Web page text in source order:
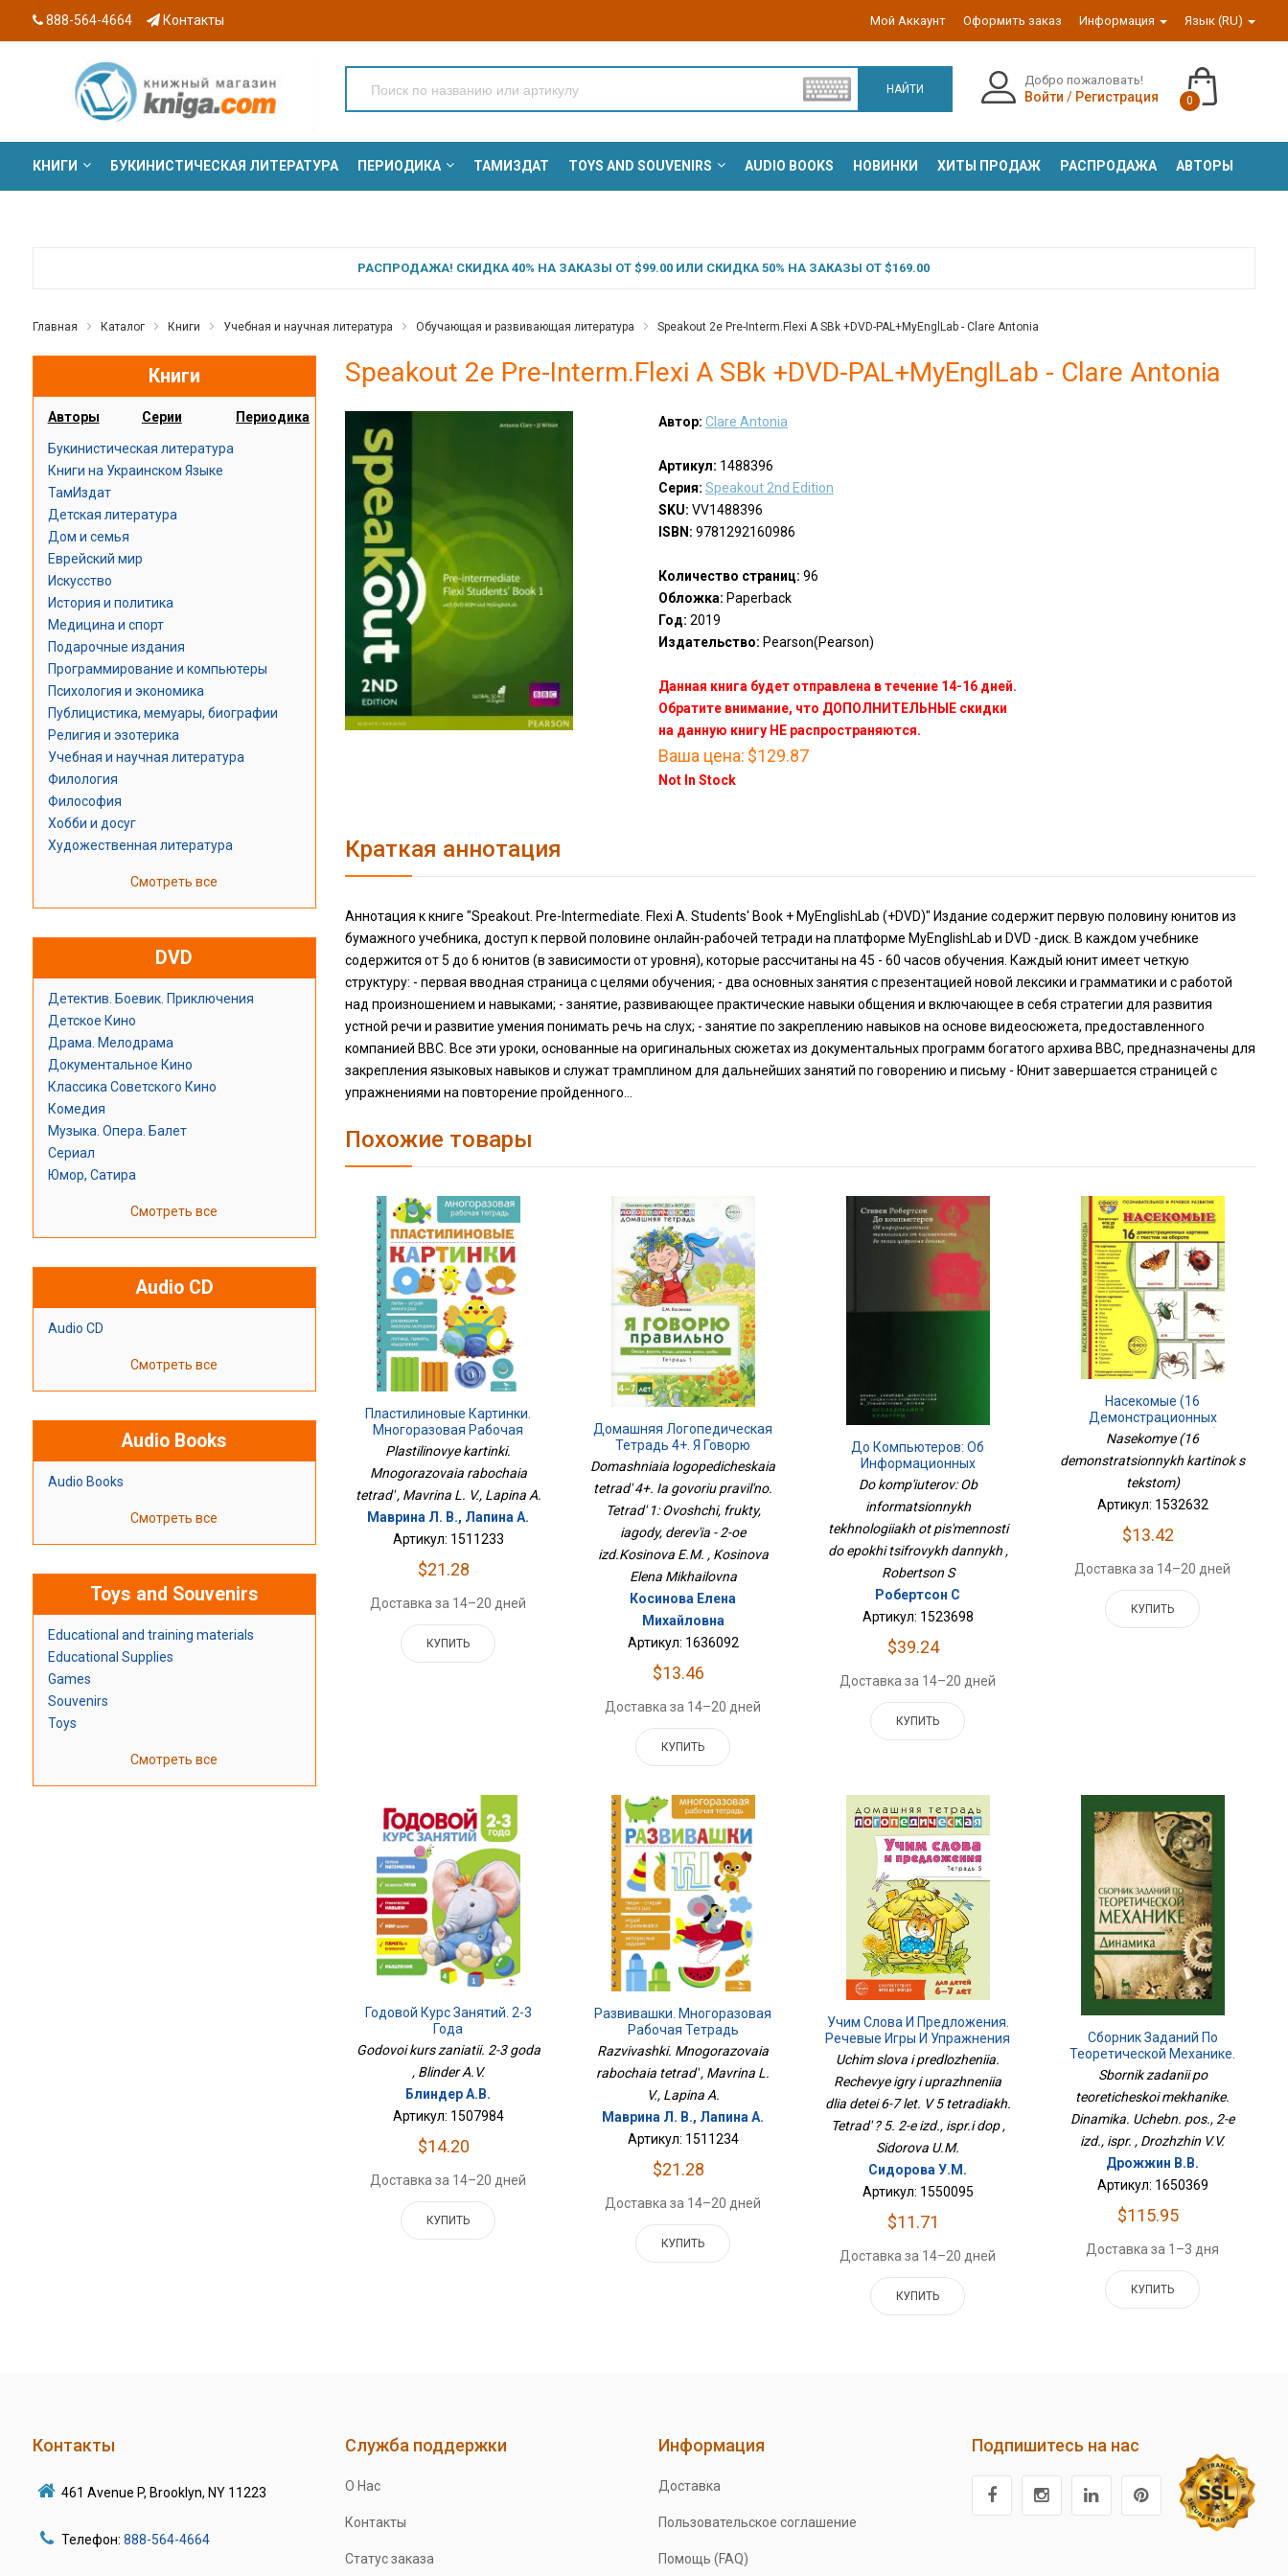
888-564-4664 Контакты Мой Аккаунт Оформить заказ Информация Язык (RU)
НАЙТИ
Добро пожаловать!
Войти / Регистрация 0
КНИГИ БУКИНИСТИЧЕСКАЯ ЛИТЕРАТУРА ПЕРИОДИКА ТАМИЗДАТ TOYS AND SOUVENIRS AUDIO BOOKS НОВИНКИ ХИТЫ ПРОДАЖ РАСПРОДАЖА АВТОРЫ
РАСПРОДАЖА! СКИДКА 40% НА ЗАКАЗЫ ОТ $99.00 ИЛИ СКИДКА 50% НА ЗАКАЗЫ ОТ $169.00
Главная Каталог Книги Учебная и научная литература Обучающая и развивающая литература Speakout 2e Pre-Interm.Flexi A SBk +DVD-PAL+MyEnglLab - Clare Antonia
Книги
Авторы Серии Периодика
Букинистическая литература
Книги на Украинском Языке
ТамИздат
Детская литература
Дом и семья
Еврейский мир
Искусство
История и политика
Медицина и спорт
Подарочные издания
Программирование и компьютеры
Психология и экономика
Публицистика, мемуары, биографии
Религия и эзотерика
Учебная и научная литература
Филология
Философия
Хобби и досуг
Художественная литература
Смотреть все
DVD
Детектив. Боевик. Приключения
Детское Кино
Драма. Мелодрама
Документальное Кино
Классика Советского Кино
Комедия
Музыка. Опера. Балет
Сериал
Юмор, Сатира
Смотреть все
Audio CD
Audio CD
Смотреть все
Audio Books
Audio Books
Смотреть все
Toys and Souvenirs
Educational and training materials
Educational Supplies
Games
Souvenirs
Toys
Смотреть все
Speakout 2e Pre-Interm.Flexi A SBk +DVD-PAL+MyEnglLab - Clare Antonia
Автор: Clare Antonia
Артикул: 1488396
Серия: Speakout 2nd Edition
SKU: VV1488396
ISBN: 9781292160986
Количество страниц: 96
Обложка: Paperback
Год: 2019
Издательство: Pearson(Pearson)
Данная книга будет отправлена в течение 14-16 дней.
Обратите внимание, что ДОПОЛНИТЕЛЬНЫЕ скидки
на данную книгу НЕ распространяются.
Ваша цена: $129.87
Not In Stock
Краткая аннотация
Аннотация к книге "Speakout. Pre-Intermediate. Flexi A. Students' Book + MyEnglishLab (+DVD)" Издание содержит первую половину юнитов из
бумажного учебника, доступ к первой половине онлайн-рабочей тетради на платформе MyEnglishLab и DVD -диск. В каждом учебнике
содержится от 5 до 6 юнитов (в зависимости от уровня), которые рассчитаны на 45 - 60 часов обучения. Каждый юнит имеет четкую
структуру: - первая вводная страница с целями обучения; - два основных занятия с презентацией новой лексики и грамматики и с работой
над произношением и навыками; - занятие, развивающее практические навыки общения и включающее в себя стратегии для развития
устной речи и развитие умения понимать речь на слух; - занятие по закреплению навыков на основе видеосюжета, предоставленного
компанией BBC. Все эти уроки, основанные на оригинальных сюжетах из документальных программ богатого архива BBC, предназначены для
закрепления языковых навыков и служат трамплином для дальнейших занятий по говорению и письму - Юнит завершается страницей с
упражнениями на повторение пройденного...
Похожие товары
Пластилиновые Картинки.
Многоразовая Рабочая
Тетрадь
Plastilinovye kartinki.
Mnogorazovaia rabochaia
tetrad' , Mavrina L. V., Lapina A.
Маврина Л. В., Лапина А.
Артикул: 1511233
$21.28
Доставка за 14–20 дней
КУПИТЬ
Домашняя Логопедическая
Тетрадь 4+. Я Говорю
Правильно. Тетрадь 1:
Овощи, Фрукты, Ягоды,
Деревья - 2-Ое
Изд.Косинова Е.М.
Domashniaia logopedicheskaia
tetrad' 4+. Ia govoriu pravil'no.
Tetrad' 1: Ovoshchi, frukty,
iagody, derev'ia - 2-oe
izd.Kosinova E.M. , Kosinova
Elena Mikhailovna
Косинова Елена
Михайловна
Артикул: 1636092
$13.46
Доставка за 14–20 дней
КУПИТЬ
До Компьютеров: Об
Информационных
Технологиях От
Письменности До Эпохи
Цифровых Данных
Do komp'iuterov: Ob
informatsionnykh
tekhnologiiakh ot pis'mennosti
do epokhi tsifrovykh dannykh ,
Robertson S
Робертсон С
Артикул: 1523698
$39.24
Доставка за 14–20 дней
КУПИТЬ
Насекомые (16
Демонстрационных
Картинок С Текстом)
Nasekomye (16
demonstratsionnykh kartinok s
tekstom)
Артикул: 1532632
$13.42
Доставка за 14–20 дней
КУПИТЬ
Годовой Курс Занятий. 2-3
Года
Godovoi kurs zaniatii. 2-3 goda
, Blinder A.V.
Блиндер А.В.
Артикул: 1507984
$14.20
Доставка за 14–20 дней
КУПИТЬ
Развивашки. Многоразовая
Рабочая Тетрадь
Razvivashki. Mnogorazovaia
rabochaia tetrad' , Mavrina L.
V., Lapina A.
Маврина Л. В., Лапина А.
Артикул: 1511234
$21.28
Доставка за 14–20 дней
КУПИТЬ
Учим Слова И Предложения.
Речевые Игры И Упражнения
Для Детей 6-7 Лет. В 5
Тетрадях. Тетрадь № 5. 2-Е
Изд., Испр.и Доп
Uchim slova i predlozheniia.
Rechevye igry i uprazhneniia
dlia detei 6-7 let. V 5 tetradiakh.
Tetrad' ? 5. 2-e izd., ispr.i dop ,
Sidorova U.M.
Сидорова У.М.
Артикул: 1550095
$11.71
Доставка за 14–20 дней
КУПИТЬ
Сборник Заданий По
Теоретической Механике.
Динамика. Учебн. Пос., 2-Е
Sbornik zadanii po
teoreticheskoi mekhanike.
Dinamika. Uchebn. pos., 2-e
izd., ispr. , Drozhzhin V.V.
Дрожжин В.В.
Артикул: 1650369
$115.95
Доставка за 1–3 дня
КУПИТЬ
Контакты
461 Avenue P, Brooklyn, NY 11223
Телефон: 888-564-4664
Служба поддержки
О Нас
Контакты
Статус заказа
Информация
Доставка
Пользовательское соглашение
Помощь (FAQ)
Подпишитесь на нас